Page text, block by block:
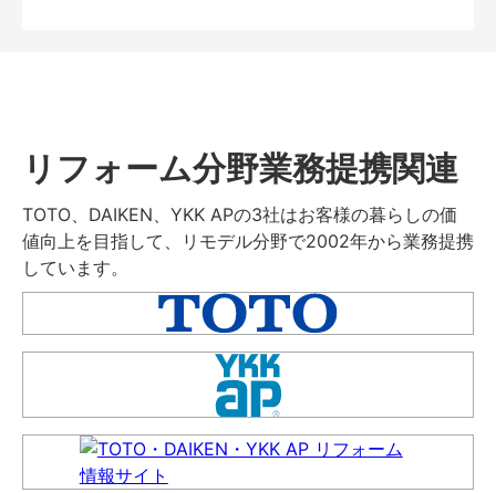
リフォーム分野業務提携関連
TOTO、DAIKEN、YKK APの3社はお客様の暮らしの価
値向上を目指して、リモデル分野で2002年から業務提携
しています。